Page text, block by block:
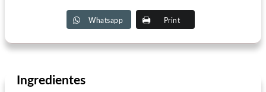
Whatsapp Print
Ingredientes